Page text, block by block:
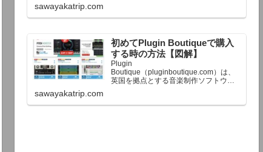
定額以上のお金を出して何かを購入す
終了予定日：日本時間：6/1（月…
sawayakatrip.com
初めてPlugin Boutiqueで購入
する時の方法【図解】
Plugin
Boutique（pluginboutique.com）は、
英国を拠点とする音楽制作ソフトウェ
で、世界中のミュージシャンに利用さ
sawayakatrip.com